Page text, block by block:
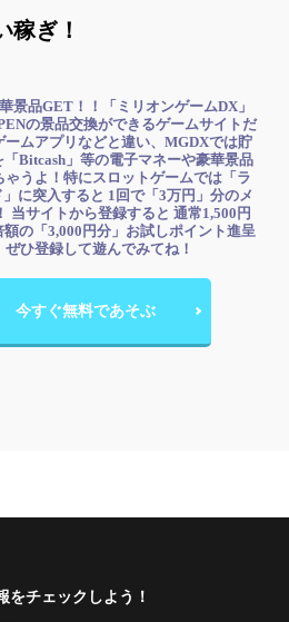
稼ぎ！
景品GET！！「ミリオンゲームDX」
の景品交換ができるゲームサイトだ
ームアプリなどと違い、MGDXでは貯
Bitcash」等の電子マネーや豪華景品
ゃうよ！特にスロットゲームでは「ラ
に突入すると 1回で「3万円」分のメ
当サイトから登録すると 通常1,500円
の「3,000円分」お試しポイント進呈
ぜひ登録して遊んでみてね！
今すぐ無料であそぶ
をチェックしよう！